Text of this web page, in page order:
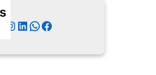
Instagram LinkedIn WhatsApp Facebook